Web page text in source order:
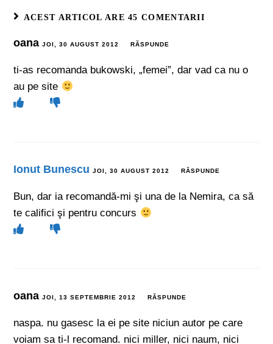
ACEST ARTICOL ARE 45 COMENTARII
oanaJOI, 30 AUGUST 2012 RĂSPUNDE
ti-as recomanda bukowski, „femei”, dar vad ca nu o
au pe site
Ionut Bunescu JOI, 30 AUGUST 2012 RĂSPUNDE
Bun, dar ia recomandă-mi şi una de la Nemira, ca să
te califici şi pentru concurs
oanaJOI, 13 SEPTEMBRIE 2012 RĂSPUNDE
naspa. nu gasesc la ei pe site niciun autor pe care
voiam sa ti-l recomand. nici miller, nici naum, nici